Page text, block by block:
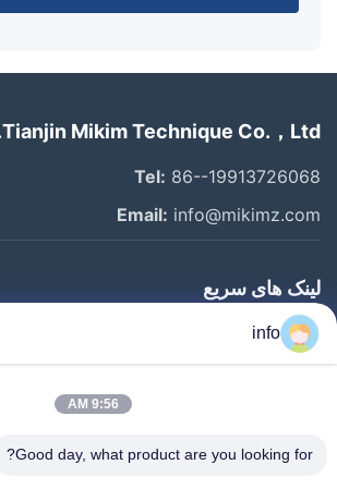
Tianjin Mikim Technique Co.，Ltd.
Tel: 86--19913726068
Email: info@mikimz.com
لینک های سریع
خانه
محصولات
درباره ما
info
9:56 AM
Good day, what product are you looking for?